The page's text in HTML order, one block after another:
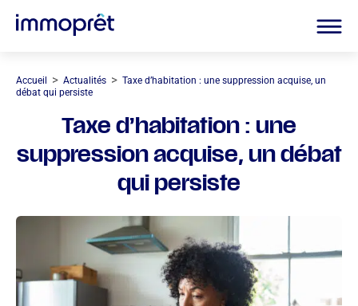
Accueil > Actualités > Taxe d’habitation : une suppression acquise, un
débat qui persiste
Taxe d’habitation : une
suppression acquise, un débat
qui persiste